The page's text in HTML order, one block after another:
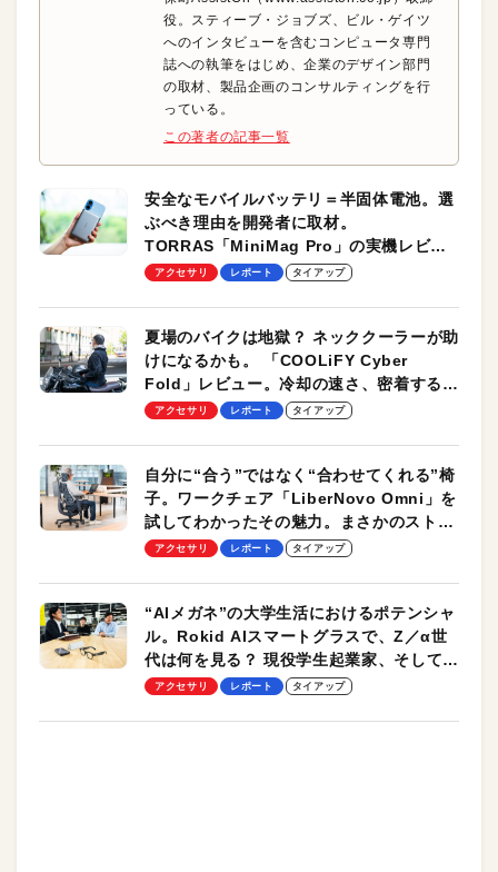
役。スティーブ・ジョブズ、ビル・ゲイツ
へのインタビューを含むコンピュータ専門
誌への執筆をはじめ、企業のデザイン部門
の取材、製品企画のコンサルティングを行
っている。
この著者の記事一覧
安全なモバイルバッテリ＝半固体電池。選
ぶべき理由を開発者に取材。
TORRAS「MiniMag Pro」の実機レビュ
ーも
アクセサリ レポート タイアップ
夏場のバイクは地獄？ ネッククーラーが助
けになるかも。 「COOLiFY Cyber
Fold」レビュー。冷却の速さ、密着する冷
却プレート、シンプルな操作性がグッド！
アクセサリ レポート タイアップ
自分に“合う”ではなく“合わせてくれる”椅
子。ワークチェア「LiberNovo Omni」を
試してわかったその魅力。まさかのストレ
ッチ機能も搭載
アクセサリ レポート タイアップ
“AIメガネ”の大学生活におけるポテンシャ
ル。Rokid AIスマートグラスで、Z／α世
代は何を見る？ 現役学生起業家、そして教
授による体験会レポート【PR】
アクセサリ レポート タイアップ